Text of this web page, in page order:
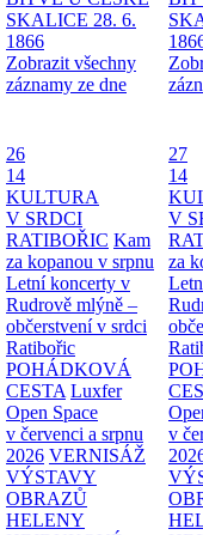
SKALICE 28. 6.
1866
Zobrazit všechny
záznamy ze dne
26
14
KULTURA
V SRDCI
RATIBOŘIC Kam
za kopanou v srpnu
Letní koncerty v
Rudrově mlýně –
občerstvení v srdci
Ratibořic
POHÁDKOVÁ
CESTA Luxfer
Open Space
v červenci a srpnu
2026 VERNISÁŽ
VÝSTAVY
OBRAZŮ
HELENY
27
14
V
za
v